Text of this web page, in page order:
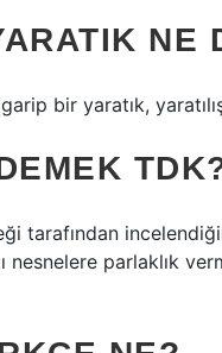
NE
bir yaratık,
tarafından
nesnelere parlaklık